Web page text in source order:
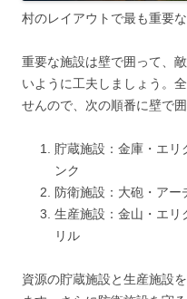
村のレイアウトで最も重要な
重要な施設は壁で囲って、
いように工夫しましょう。
せんので、次の順番に壁で
貯蔵施設：金庫・エリ
ンク
防衛施設：大砲・アー
生産施設：金山・エリ
リル
資源の貯蔵施設と生産施設